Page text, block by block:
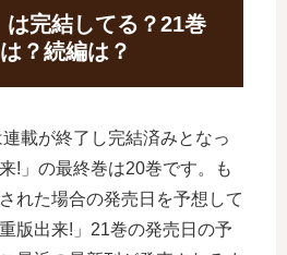
は完結してる？21巻
？続編は？
載が終了し完結済みとなっ
!」の最終巻は20巻です。も
れた場合の発売日を予想して
版出来!」21巻の発売日の予